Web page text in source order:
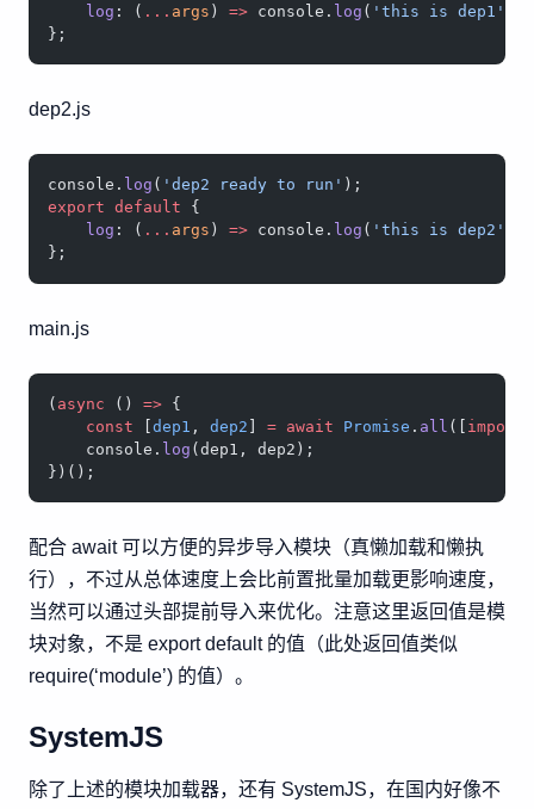
    log
: ( ... args ) => console. log ( 'this is dep1'
};
dep2.js
console. log ( 'dep2 ready to run' );
export default {
    log
: ( ... args ) => console. log ( 'this is dep2'
};
main.js
( async () => {
    const
[dep1 , dep2 ] = await Promise . all ([ import
    console.
log (dep1, dep2);
})();
配合 await 可以方便的异步导入模块（真懒加载和懒执
行），不过从总体速度上会比前置批量加载更影响速度，
当然可以通过头部提前导入来优化。注意这里返回值是模
块对象，不是 export default 的值（此处返回值类似
require(‘module’) 的值）。
SystemJS
除了上述的模块加载器，还有 SystemJS，在国内好像不